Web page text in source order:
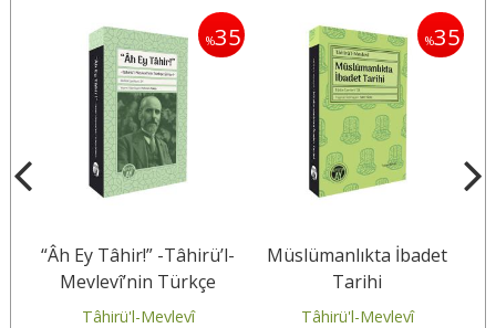
%35
“Âh Ey Tâhir!” -Tâhirü’l-
Mevlevî’nin Türkçe
Şiirleri-
Tâhirü'l-Mevlevî
%35
Müslümanlıkta İbadet
Tarihi
Tâhirü'l-Mevlevî